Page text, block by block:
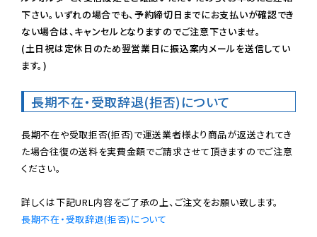
下さい。いずれの場合でも、予約締切日までにお支払いが確認でき
ない場合は、キャンセルとなりますのでご注意下さいませ。
(土日祝は定休日のため翌営業日に振込案内メールを送信してい
ます。)
長期不在・受取辞退(拒否)について
長期不在や受取拒否(拒否)で運送業者様より商品が返送されてき
た場合往復の送料を実費金額でご請求させて頂きますのでご注意
ください。
長期不在・受取辞退(拒否)について